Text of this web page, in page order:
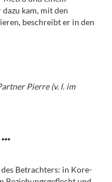
kam, mit den
beschreibt er in den
Pierre (v. l. im
Betrachters: in Kore-